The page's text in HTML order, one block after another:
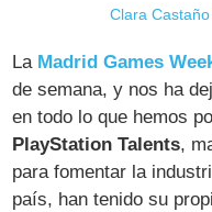
Clara
La Madrid Games
de semana, y nos ha
en todo lo que hemos
PlayStation Talents,
para fomentar la
país, han tenido su